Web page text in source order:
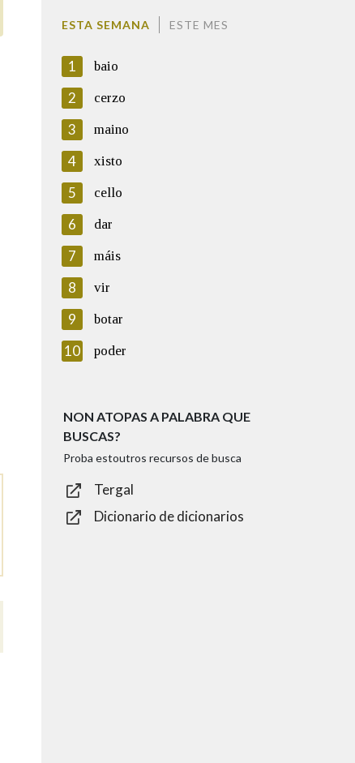
ESTA SEMANA ESTE MES
1 baio
2 cerzo
3 maino
4 xisto
5 cello
6 dar
7 máis
8 vir
9 botar
10 poder
NON ATOPAS A PALABRA QUE
BUSCAS?
Proba estoutros recursos de busca
Tergal
Dicionario de dicionarios